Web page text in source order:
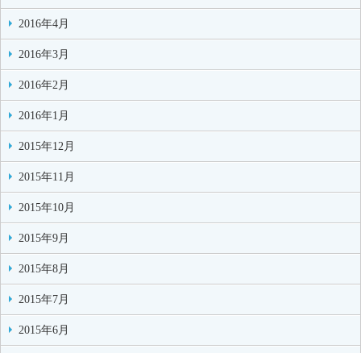
2016年4月
2016年3月
2016年2月
2016年1月
2015年12月
2015年11月
2015年10月
2015年9月
2015年8月
2015年7月
2015年6月